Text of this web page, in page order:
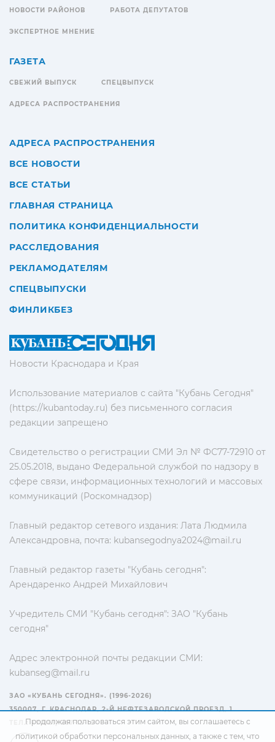
Новости Краснодара и Края
Использование материалов с сайта "Кубань Сегодня"
(https://kubantoday.ru) без письменного согласия
редакции запрещено
Свидетельство о регистрации СМИ Эл № ФС77-72910 от
25.05.2018, выдано Федеральной службой по надзору в
сфере связи, информационных технологий и массовых
коммуникаций (Роскомнадзор)
Главный редактор сетевого издания: Лата Людмила
Александровна, почта: kubansegodnya2024@mail.ru
Главный редактор газеты "Кубань сегодня":
Арендаренко Андрей Михайлович
Учредитель СМИ "Кубань сегодня": ЗАО "Кубань
сегодня"
Адрес электронной почты редакции СМИ:
kubanseg@mail.ru
НОВОСТИ РАЙОНОВ РАБОТА ДЕПУТАТОВ
ЭКСПЕРТНОЕ МНЕНИЕ
ГАЗЕТА
СВЕЖИЙ ВЫПУСК СПЕЦВЫПУСК
АДРЕСА РАСПРОСТРАНЕНИЯ
АДРЕСА РАСПРОСТРАНЕНИЯ
ВСЕ НОВОСТИ
ВСЕ СТАТЬИ
ГЛАВНАЯ СТРАНИЦА
ПОЛИТИКА КОНФИДЕНЦИАЛЬНОСТИ
РАССЛЕДОВАНИЯ
РЕКЛАМОДАТЕЛЯМ
СПЕЦВЫПУСКИ
ФИНЛИКБЕЗ
ЗАО «КУБАНЬ СЕГОДНЯ». (1996-2026)
350007, Г. КРАСНОДАР, 2-Й НЕФТЕЗАВОДСКОЙ ПРОЕЗД, 1
ТЕЛ.: +7(861) 267-15-15
Продолжая пользоваться этим сайтом, вы соглашаетесь с
политикой обработки персональных данных, а также с тем, что